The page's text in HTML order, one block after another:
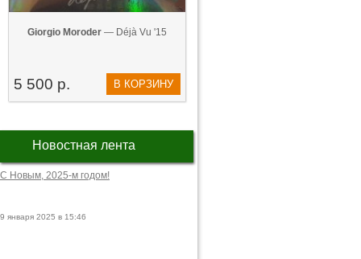
Giorgio Moroder — Déjà Vu '15
5 500 р. В КОРЗИНУ
Новостная лента
С Новым, 2025-м годом!
9 января 2025 в 15:46